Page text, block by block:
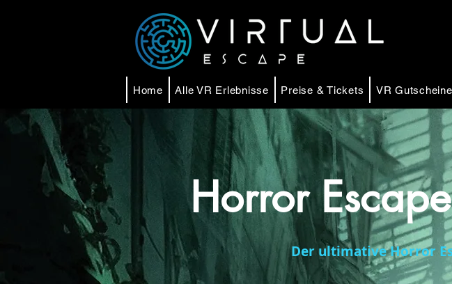
Home Alle VR Erlebnisse Preise & Tickets VR Gutscheine
Horror
Der ultimative Horror